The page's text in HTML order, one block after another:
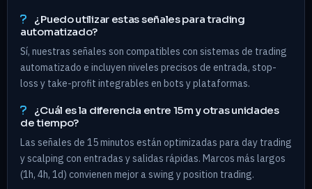
¿Puedo utilizar estas señales para trading
automatizado?
Sí, nuestras señales son compatibles con sistemas de trading
automatizado e incluyen niveles precisos de entrada, stop-
loss y take-profit integrables en bots y plataformas.
¿Cuál es la diferencia entre 15m y otras unidades
de tiempo?
Las señales de 15 minutos están optimizadas para day trading
y scalping con entradas y salidas rápidas. Marcos más largos
(1h, 4h, 1d) convienen mejor a swing y position trading.